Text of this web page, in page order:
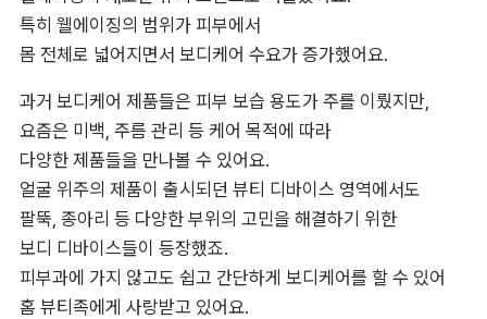
특히 웰에이징의 범위가 피부에서
몸 전체로 넓어지면서 보디케어 수요가 증가했어요.
과거 보디케어 제품들은 피부 보습 용도가 주를 이뤘지만,
요즘은 미백, 주름 관리 등 케어 목적에 따라
다양한 제품들을 만나볼 수 있어요.
얼굴 위주의 제품이 출시되던 뷰티 디바이스 영역에서도
팔뚝, 종아리 등 다양한 부위의 고민을 해결하기 위한
보디 디바이스들이 등장했죠.
피부과에 가지 않고도 쉽고 간단하게 보디케어를 할 수 있어
홈 뷰티족에게 사랑받고 있어요.